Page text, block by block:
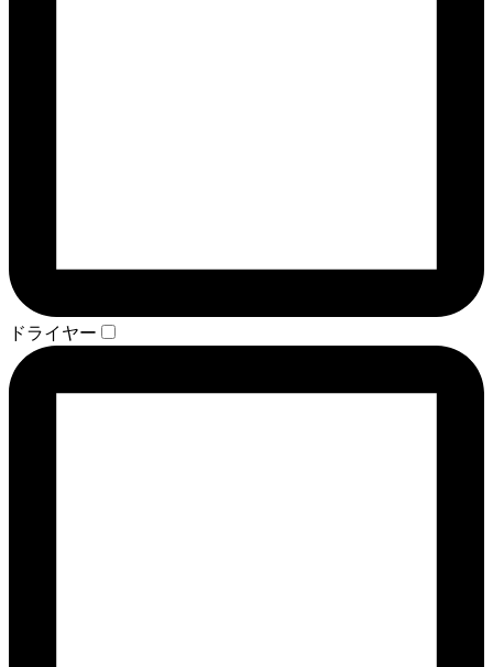
ドライヤー